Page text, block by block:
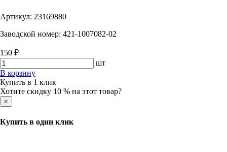
Артикул: 23169880
Заводской номер: 421-1007082-02
150 ₽
шт
В корзину
Купить в 1 клик
Хотите скидку 10 % на этот товар?
×
Купить в один клик